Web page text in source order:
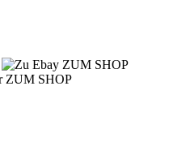
ZUM SHOP
ZUM SHOP